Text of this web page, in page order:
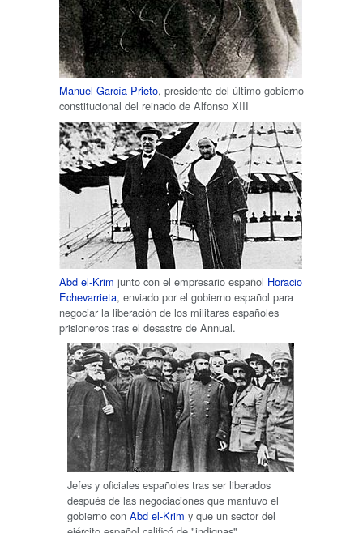
Manuel García Prieto, presidente del último gobierno
constitucional del reinado de Alfonso XIII
Abd el-Krim junto con el empresario español Horacio
Echevarrieta, enviado por el gobierno español para
negociar la liberación de los militares españoles
prisioneros tras el desastre de Annual.
Jefes y oficiales españoles tras ser liberados
después de las negociaciones que mantuvo el
gobierno con Abd el-Krim y que un sector del